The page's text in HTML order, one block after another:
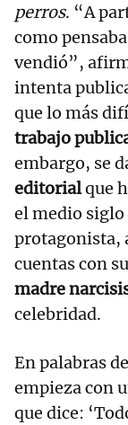
perros. “A
como
vendió”,
intenta
que lo más
trabajo
embargo, se
editorialque
el medio
protagonista,
cuentas con
madre
celebridad.
En palabras
empieza con
que dice: